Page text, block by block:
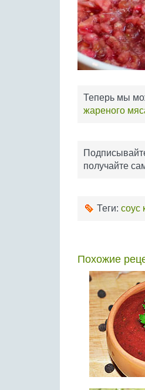
Теперь мы
жареного
получайте
Теги: соус
Похожие